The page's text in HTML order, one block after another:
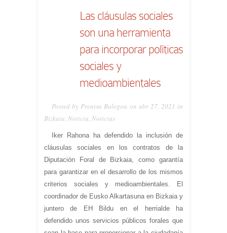
Las cláusulas sociales
son una herramienta
para incorporar políticas
sociales y
medioambientales
Posted by Prentsa Bulegoa on abr 27, 2021 in
Bizkaia Noticia Noticias
Iker Rahona ha defendido la inclusión de
cláusulas sociales en los contratos de la
Diputación Foral de Bizkaia, como garantía
para garantizar en el desarrollo de los mismos
criterios sociales y medioambientales. El
coordinador de Eusko Alkartasuna en Bizkaia y
juntero de EH Bildu en el herrialde ha
defendido unos servicios públicos forales que